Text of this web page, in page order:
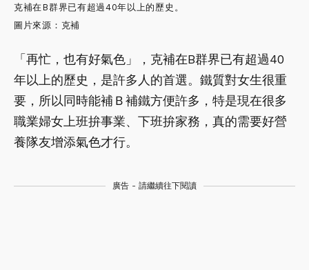
「再忙，也有好氣色」，克補在B群界已有超過40
年以上的歷史，是許多人的首選。鐵質對女生很重
要，所以同時能補Ｂ補鐵方便許多，特是現在很多
職業婦女上班拚事業、下班拚家務，真的需要好營
養隊友增添氣色才行。
廣告 - 請繼續往下閱讀
克補在B群界已有超過40年以上的歷史。
圖片來源：克補